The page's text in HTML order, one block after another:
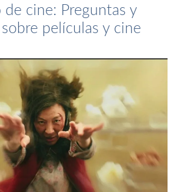
cine: Preguntas y
sobre películas y cine